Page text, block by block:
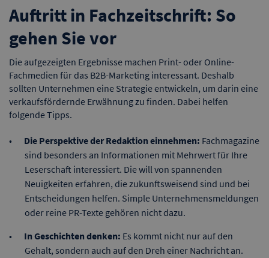
Auftritt in Fachzeitschrift: So
gehen Sie vor
Die aufgezeigten Ergebnisse machen Print- oder Online-
Fachmedien für das B2B-Marketing interessant. Deshalb
sollten Unternehmen eine Strategie entwickeln, um darin eine
verkaufsfördernde Erwähnung zu finden. Dabei helfen
folgende Tipps.
Die Perspektive der Redaktion einnehmen: Fachmagazine
sind besonders an Informationen mit Mehrwert für Ihre
Leserschaft interessiert. Die will von spannenden
Neuigkeiten erfahren, die zukunftsweisend sind und bei
Entscheidungen helfen. Simple Unternehmensmeldungen
oder reine PR-Texte gehören nicht dazu.
In Geschichten denken: Es kommt nicht nur auf den
Gehalt, sondern auch auf den Dreh einer Nachricht an.